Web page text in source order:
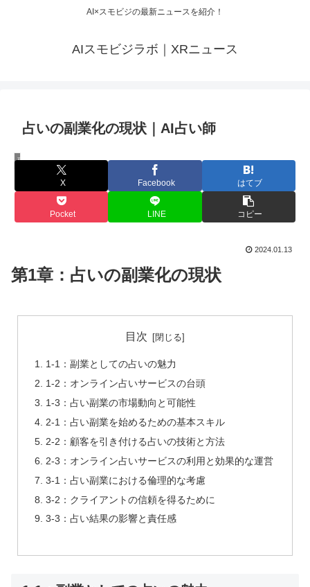
AI×スモビジの最新ニュースを紹介！
AIスモビジラボ｜XRニュース
占いの副業化の現状｜AI占い師
副業
X Facebook はてブ
Pocket LINE コピー
2024.01.13
第1章：占いの副業化の現状
目次
1-1：副業としての占いの魅力
1-2：オンライン占いサービスの台頭
1-3：占い副業の市場動向と可能性
2-1：占い副業を始めるための基本スキル
2-2：顧客を引き付ける占いの技術と方法
2-3：オンライン占いサービスの利用と効果的な運営
3-1：占い副業における倫理的な考慮
3-2：クライアントの信頼を得るために
3-3：占い結果の影響と責任感